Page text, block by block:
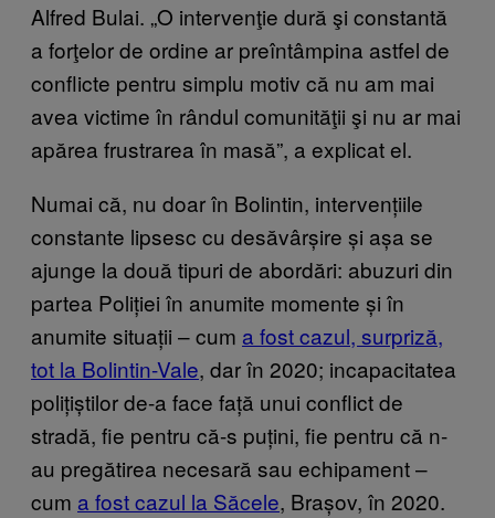
Alfred Bulai. „O intervenţie dură şi constantă
a forţelor de ordine ar preîntâmpina astfel de
conflicte pentru simplu motiv că nu am mai
avea victime în rândul comunităţii şi nu ar mai
apărea frustrarea în masă”, a explicat el.
Numai că, nu doar în Bolintin, intervențiile
constante lipsesc cu desăvârșire și așa se
ajunge la două tipuri de abordări: abuzuri din
partea Poliției în anumite momente și în
anumite situații – cum a fost cazul, surpriză,
tot la Bolintin-Vale, dar în 2020; incapacitatea
polițiștilor de-a face față unui conflict de
stradă, fie pentru că-s puțini, fie pentru că n-
au pregătirea necesară sau echipament –
cum a fost cazul la Săcele, Brașov, în 2020.